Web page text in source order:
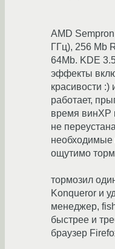
AMD
ГГц), 256 Mb
64Mb. KDE
эффекты
красивости :)
работает,
время винХР
не
необходимые
ощутимо
тормозил
Konqueror и
менеджер,
быстрее и
браузер